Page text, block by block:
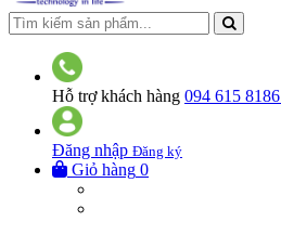
Hỗ trợ khách hàng 094 615 8186
Đăng nhập Đăng ký
Giỏ hàng 0